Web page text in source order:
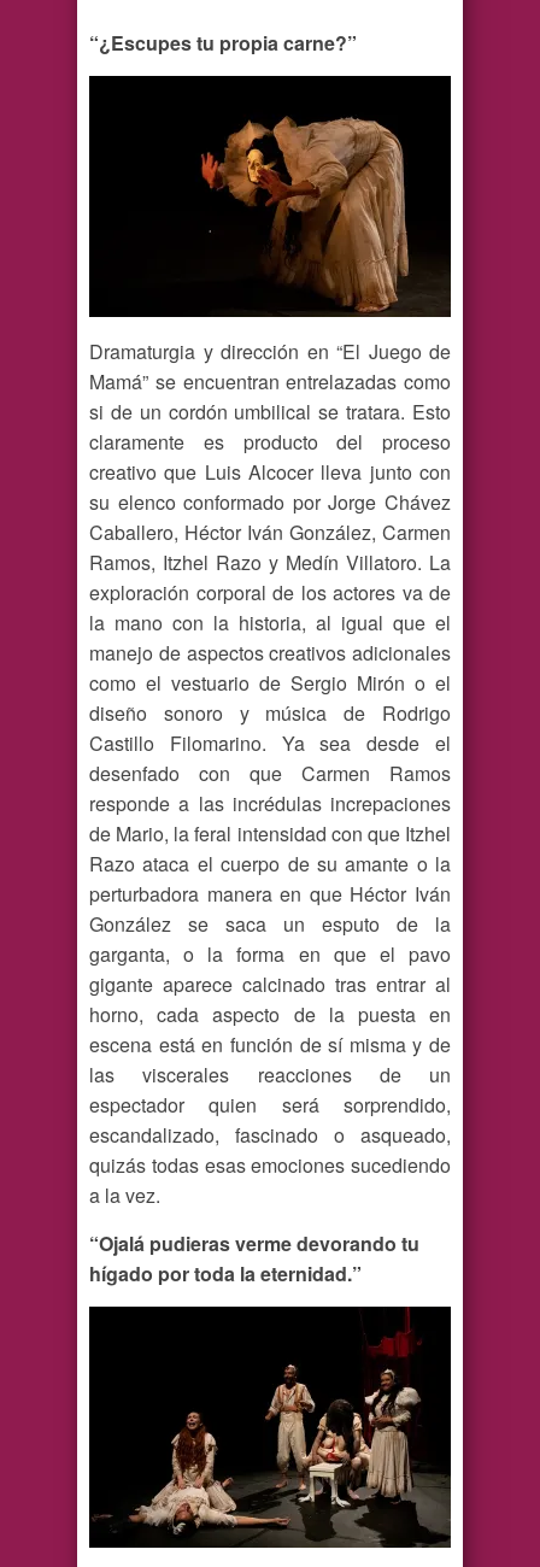
“¿Escupes tu propia carne?”
Dramaturgia y dirección en “El Juego de
Mamá” se encuentran entrelazadas como
si de un cordón umbilical se tratara. Esto
claramente es producto del proceso
creativo que Luis Alcocer lleva junto con
su elenco conformado por Jorge Chávez
Caballero, Héctor Iván González, Carmen
Ramos, Itzhel Razo y Medín Villatoro. La
exploración corporal de los actores va de
la mano con la historia, al igual que el
manejo de aspectos creativos adicionales
como el vestuario de Sergio Mirón o el
diseño sonoro y música de Rodrigo
Castillo Filomarino. Ya sea desde el
desenfado con que Carmen Ramos
responde a las incrédulas increpaciones
de Mario, la feral intensidad con que Itzhel
Razo ataca el cuerpo de su amante o la
perturbadora manera en que Héctor Iván
González se saca un esputo de la
garganta, o la forma en que el pavo
gigante aparece calcinado tras entrar al
horno, cada aspecto de la puesta en
escena está en función de sí misma y de
las viscerales reacciones de un
espectador quien será sorprendido,
escandalizado, fascinado o asqueado,
quizás todas esas emociones sucediendo
a la vez.
“Ojalá pudieras verme devorando tu
hígado por toda la eternidad.”